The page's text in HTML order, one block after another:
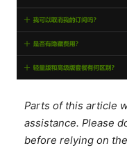
Parts of this article
assistance. Please
before relying on